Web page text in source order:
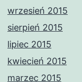
wrzesień 2015
sierpień 2015
lipiec 2015
kwiecień 2015
marzec 2015